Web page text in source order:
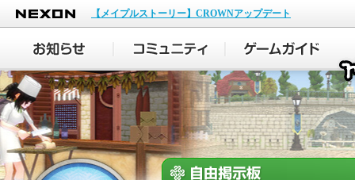
NEXON
【メイプルストーリー】CROWNアップデート